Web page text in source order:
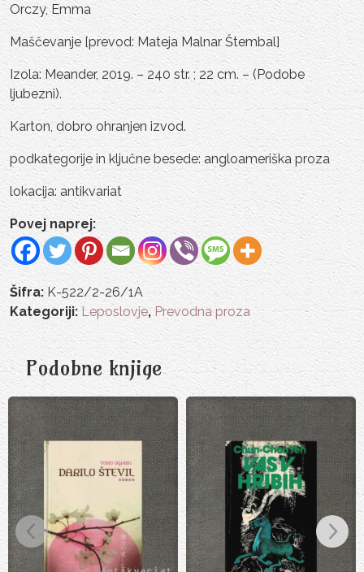
Orczy, Emma
Maščevanje [prevod: Mateja Malnar Štembal]
Izola: Meander, 2019. – 240 str. ; 22 cm. – (Podobe
ljubezni).
Karton, dobro ohranjen izvod.
podkategorije in ključne besede: angloameriška proza
lokacija: antikvariat
Povej naprej:
Šifra: K-522/2-26/1A
Kategoriji: Leposlovje, Prevodna proza
Podobne knjige